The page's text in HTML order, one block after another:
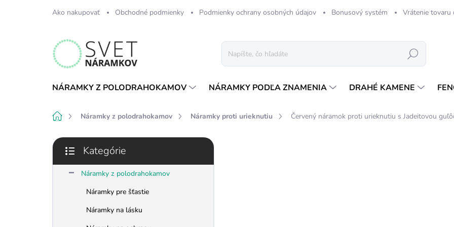
Ako nakupovať Obchodné podmienky Podmienky ochrany osobných údajov Bonusový systém Vrátenie tovaru
Hľadať
NÁRAMKY Z POLODRAHOKAMOV NÁRAMKY PODĽA ZNAMENIA DRAHÉ KAMENE
DomovNáramky z polodrahokamov Náramky proti urieknutiu Červený náramok proti urieknutiu s Jadeitovou
B
č
Preskočiť
kategórie
Kategórie
Náramky z polodrahokamov
Náramky pre šťastie
Náramky na lásku